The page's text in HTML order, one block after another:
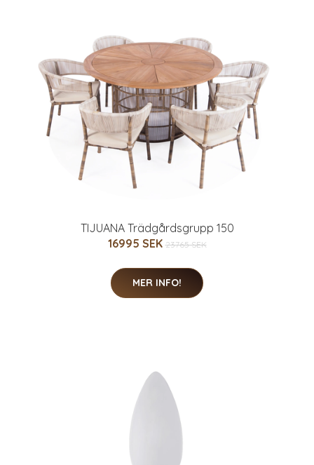
TIJUANA Trädgårdsgrupp 150
16995 SEK 23765 SEK
MER INFO!